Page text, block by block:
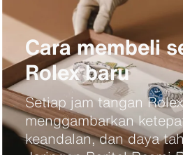
Cara membeli
Rolex baru
Setiap jam tangan Rolex
menggambarkan
keandalan, dan daya